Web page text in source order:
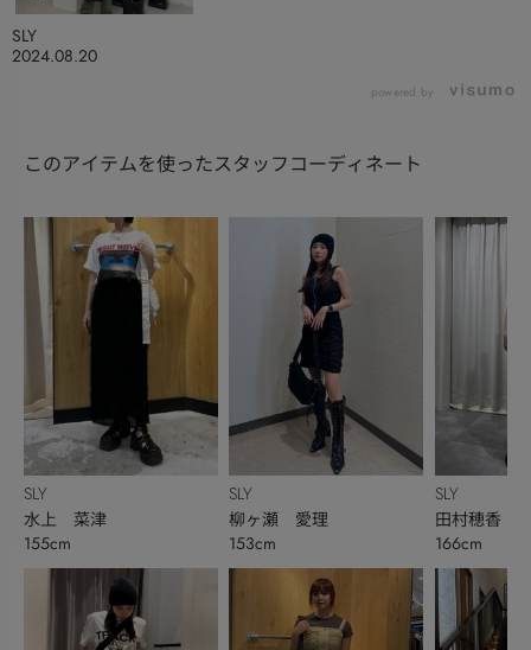
2024.08.20
SLY
powered by
このアイテムを使ったスタッフコーディネート
SLY
水上 菜津
155cm
SLY
柳ヶ瀬 愛理
153cm
SLY
田村穂香
166cm